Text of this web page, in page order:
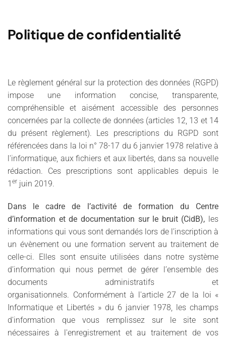
Politique de confidentialité
Le règlement général sur la protection des données (RGPD)
impose une information concise, transparente,
compréhensible et aisément accessible des personnes
concernées par la collecte de données (articles 12, 13 et 14
du présent règlement). Les prescriptions du RGPD sont
référencées dans la loi n° 78-17 du 6 janvier 1978 relative à
l'informatique, aux fichiers et aux libertés, dans sa nouvelle
rédaction. Ces prescriptions sont applicables depuis le
1 er juin 2019.
Dans le cadre de l’activité de formation du Centre
d’information et de documentation sur le bruit (CidB), les
informations qui vous sont demandés lors de l’inscription à
un évènement ou une formation servent au traitement de
celle-ci. Elles sont ensuite utilisées dans notre système
d’information qui nous permet de gérer l’ensemble des
documents administratifs et
organisationnels. Conformément à l'article 27 de la loi «
Informatique et Libertés » du 6 janvier 1978, les champs
d'information que vous remplissez sur le site sont
nécessaires à l'enregistrement et au traitement de vos